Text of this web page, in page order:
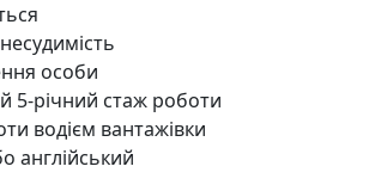
особи
5-річний стаж роботи
водієм вантажівки
англійський